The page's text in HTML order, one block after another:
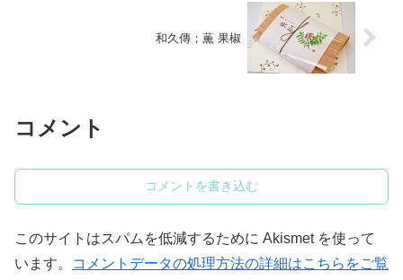
和久傳；薫 果椒
コメント
コメントを書き込む
このサイトはスパムを低減するために Akismet を使って
います。
コメントデータの処理方法の詳細はこちらをご覧